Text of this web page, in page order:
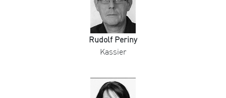
Rudolf Periny
Kassier